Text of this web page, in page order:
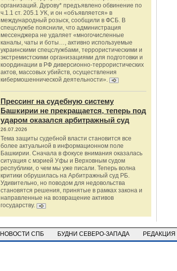
организаций. Дурову* предъявлено обвинение по
ч.1.1 ст. 205.1 УК, и он «объявляется» в
международный розыск, сообщили в ФСБ. В
спецслужбе пояснили, что администрация
мессенджера не удаляет «многочисленные
каналы, чаты и боты…, активно используемые
украинскими спецслужбами, террористическими и
экстремистскими организациями для подготовки и
координации в РФ диверсионно-террористических
актов, массовых убийств, осуществления
кибермошеннической деятельности».
Прессинг на судебную систему
Башкирии не прекращается, теперь под
ударом оказался арбитражный суд
26.07.2026
Тема защиты судебной власти становится все
более актуальной в информационном поле
Башкирии. Сначала в фокусе внимания оказалась
ситуация с мэрией Уфы и Верховным судом
республики, о чем мы уже писали. Теперь волна
критики обрушилась на Арбитражный суд РБ.
Удивительно, но поводом для недовольства
становятся решения, принятые в рамках закона и
направленные на возвращение активов
государству.
НОВОСТИ СПБ БУДНИ СЕВЕРО-ЗАПАДА РЕДАКЦИЯ